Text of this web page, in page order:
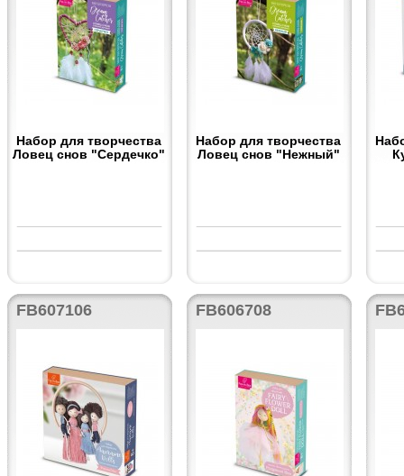
Набор для творчества
Ловец снов "Сердечко"
Набор для творчества
Ловец снов "Нежный"
FB607106 FB606708